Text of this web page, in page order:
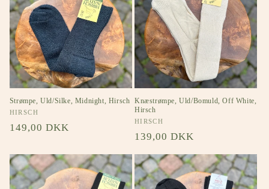
Strømpe, Uld/Silke, Midnight, Hirsch
Forhandler:
HIRSCH
Normalpris
149,00 DKK
Knæstrømpe, Uld/Bomuld, Off White,
Hirsch
Forhandler:
HIRSCH
Normalpris
139,00 DKK